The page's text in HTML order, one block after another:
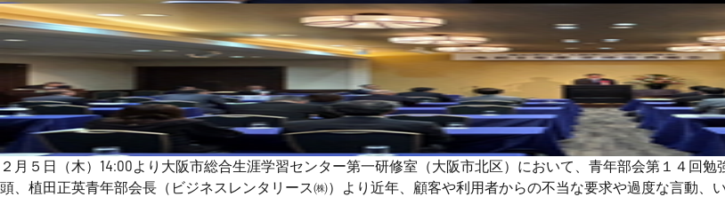
２月５日（木）14:00より大阪市総合生涯学習センター第一研修室（大阪市北区）において、青年部会第１４回
頭、植田正英青年部会長（ビジネスレンタリース㈱）より近年、顧客や利用者からの不当な要求や過度な言動